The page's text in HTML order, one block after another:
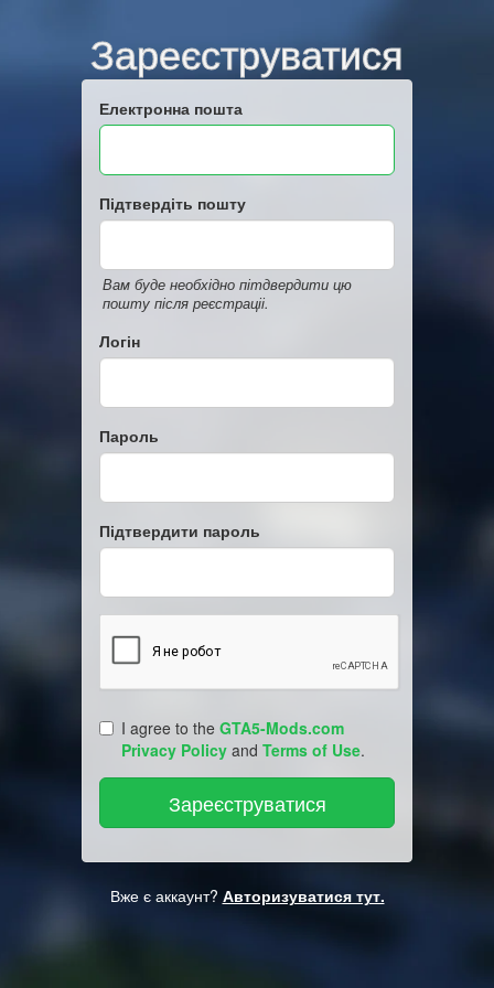
Зареєструватися
Електронна пошта
Підтвердіть пошту
Вам буде необхідно пітдвердити цю
пошту після реєстраціі.
Логін
Пароль
Підтвердити пароль
I agree to the GTA5-Mods.com
Privacy Policy and Terms of Use.
Вже є аккаунт? Авторизуватися тут.